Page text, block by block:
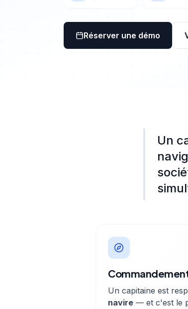
Réserver une démo
Un
Un capitaine est
navire — et c'est le